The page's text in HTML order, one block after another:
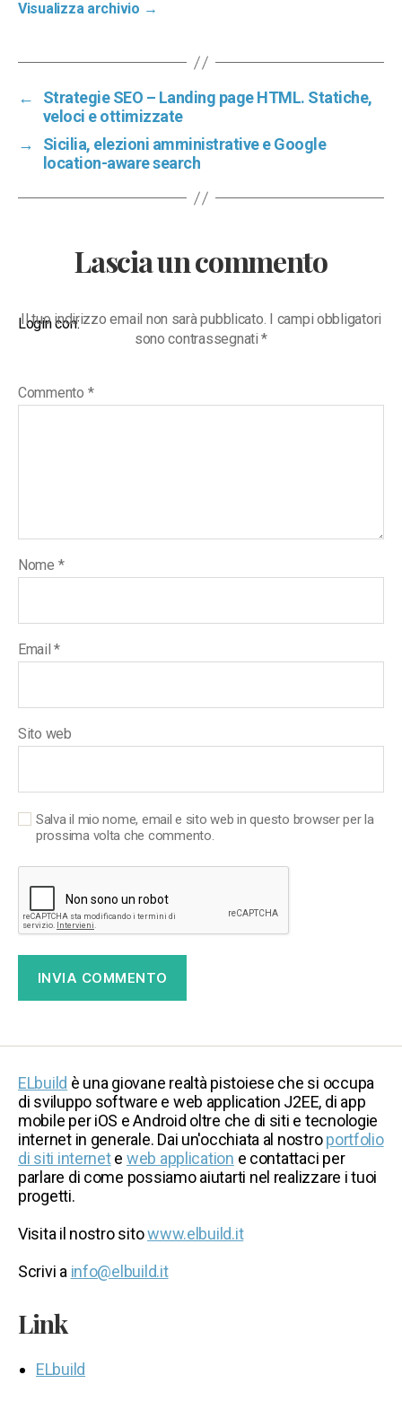
Visualizza archivio →
←
Strategie SEO – Landing page HTML. Statiche,
veloci e ottimizzate
→
Sicilia, elezioni amministrative e Google
location-aware search
Lascia un commento
Login con:
Il tuo indirizzo email non sarà pubblicato.
I campi obbligatori
sono contrassegnati*
Commento *
Nome *
Email*
Sito web
Salva il mio nome, email e sito web in questo browser per la
prossima volta che commento.
ELbuild è una giovane realtà pistoiese che si occupa
di sviluppo software e web application J2EE, di app
mobile per iOS e Android oltre che di siti e tecnologie
internet in generale. Dai un'occhiata al nostroportfolio
di siti internete web application e contattaci per
parlare di come possiamo aiutarti nel realizzare i tuoi
progetti.
Visita il nostro sitowww.elbuild.it
Scrivi a info@elbuild.it
Link
ELbuild